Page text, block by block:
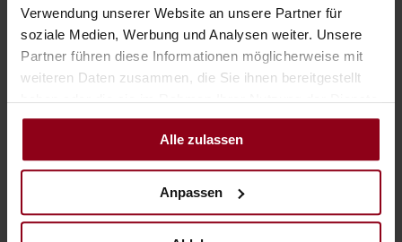
Verwendung unserer Website an unsere Partner für
soziale Medien, Werbung und Analysen weiter. Unsere
Partner führen diese Informationen möglicherweise mit
weiteren Daten zusammen, die Sie ihnen bereitgestellt
haben oder die sie im Rahmen Ihrer Nutzung der Dienste
gesammelt haben.
Alle zulassen
Anpassen
WEIHNACHTSFEIER >>
Fotocredits: Das Schloss an der Eisenstrasse
ZURÜCK ZUR ÜBERSICHT